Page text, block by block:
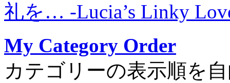
礼を… -Lucia’s Linky
My Category Order
カテゴリーの表示順を